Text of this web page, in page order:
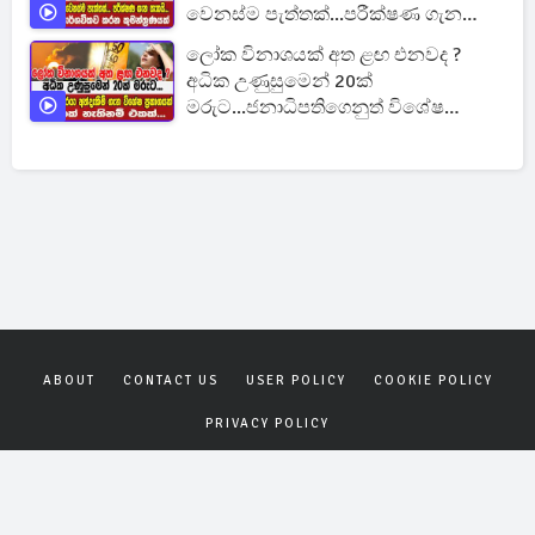
වෙනස්ම පැත්තක්...පරීක්ෂණ ගැන
සැකයි.
ලෝක විනාශයක් අත ළඟ එනවද ?
අධික උණුසුමෙන් 20ක්
මරුට...ජනාධිපතිගෙනුත් විශේෂ
ABOUT CONTACT US USER POLICY COOKIE POLICY
PRIVACY POLICY